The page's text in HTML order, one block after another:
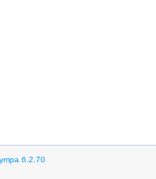
6.2.70